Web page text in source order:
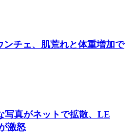
チェ、肌荒れと体重増加で
写真がネットで拡散、LE
激怒